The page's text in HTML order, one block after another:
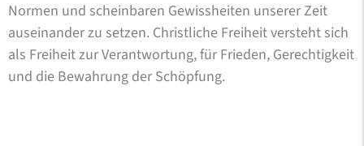
Normen und scheinbaren Gewissheiten unserer Zeit
auseinander zu setzen. Christliche Freiheit versteht sich
als Freiheit zur Verantwortung, für Frieden, Gerechtigkeit
und die Bewahrung der Schöpfung.